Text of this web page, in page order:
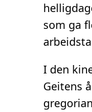
som ga
I den
Geitens